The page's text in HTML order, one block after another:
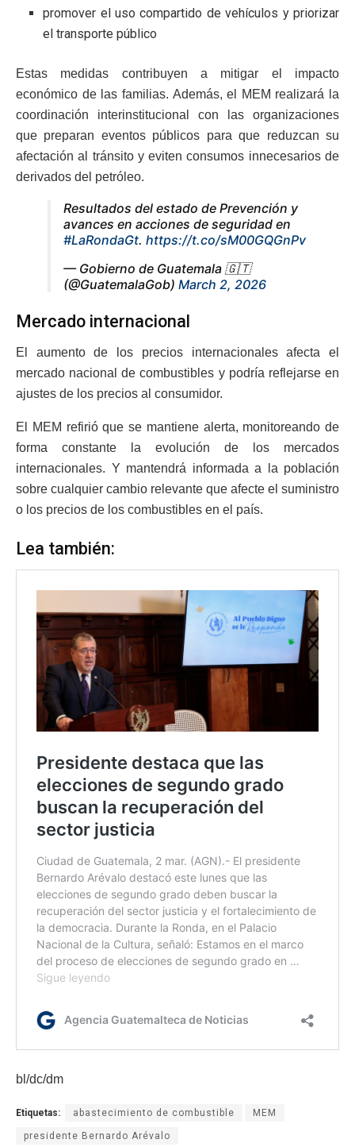
promover el uso compartido de vehículos y priorizar
el transporte público
Estas medidas contribuyen a mitigar el impacto
económico de las familias. Además, el MEM realizará la
coordinación interinstitucional con las organizaciones
que preparan eventos públicos para que reduzcan su
afectación al tránsito y eviten consumos innecesarios de
derivados del petróleo.
Resultados del estado de Prevención y
avances en acciones de seguridad en
#LaRondaGt. https://t.co/sM00GQGnPv
— Gobierno de Guatemala 🇬🇹
(@GuatemalaGob) March 2, 2026
Mercado internacional
El aumento de los precios internacionales afecta el
mercado nacional de combustibles y podría reflejarse en
ajustes de los precios al consumidor.
El MEM refirió que se mantiene alerta, monitoreando de
forma constante la evolución de los mercados
internacionales. Y mantendrá informada a la población
sobre cualquier cambio relevante que afecte el suministro
o los precios de los combustibles en el país.
Lea también:
bl/dc/dm
Etiquetas: abastecimiento de combustible MEM
presidente Bernardo Arévalo